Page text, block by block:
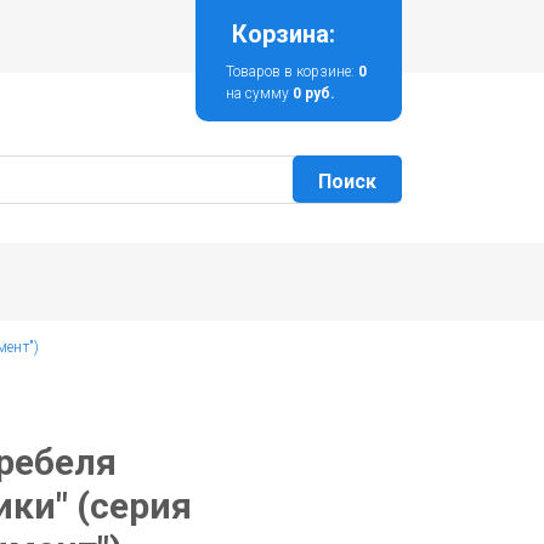
Корзина:
Товаров в корзине: 0
на сумму 0 руб.
(серия